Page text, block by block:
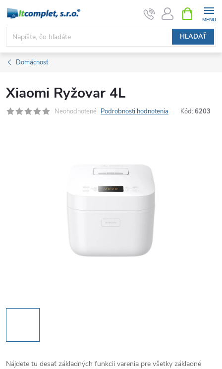
Prejsť
obsah
HĽADAŤ
KOŠÍK
Domácnosť
Xiaomi Ryžovar 4L
Neohodnotené Podrobnosti hodnotenia Kód: 6203
Nájdete tu desať základných funkcii varenia pre všetky základné